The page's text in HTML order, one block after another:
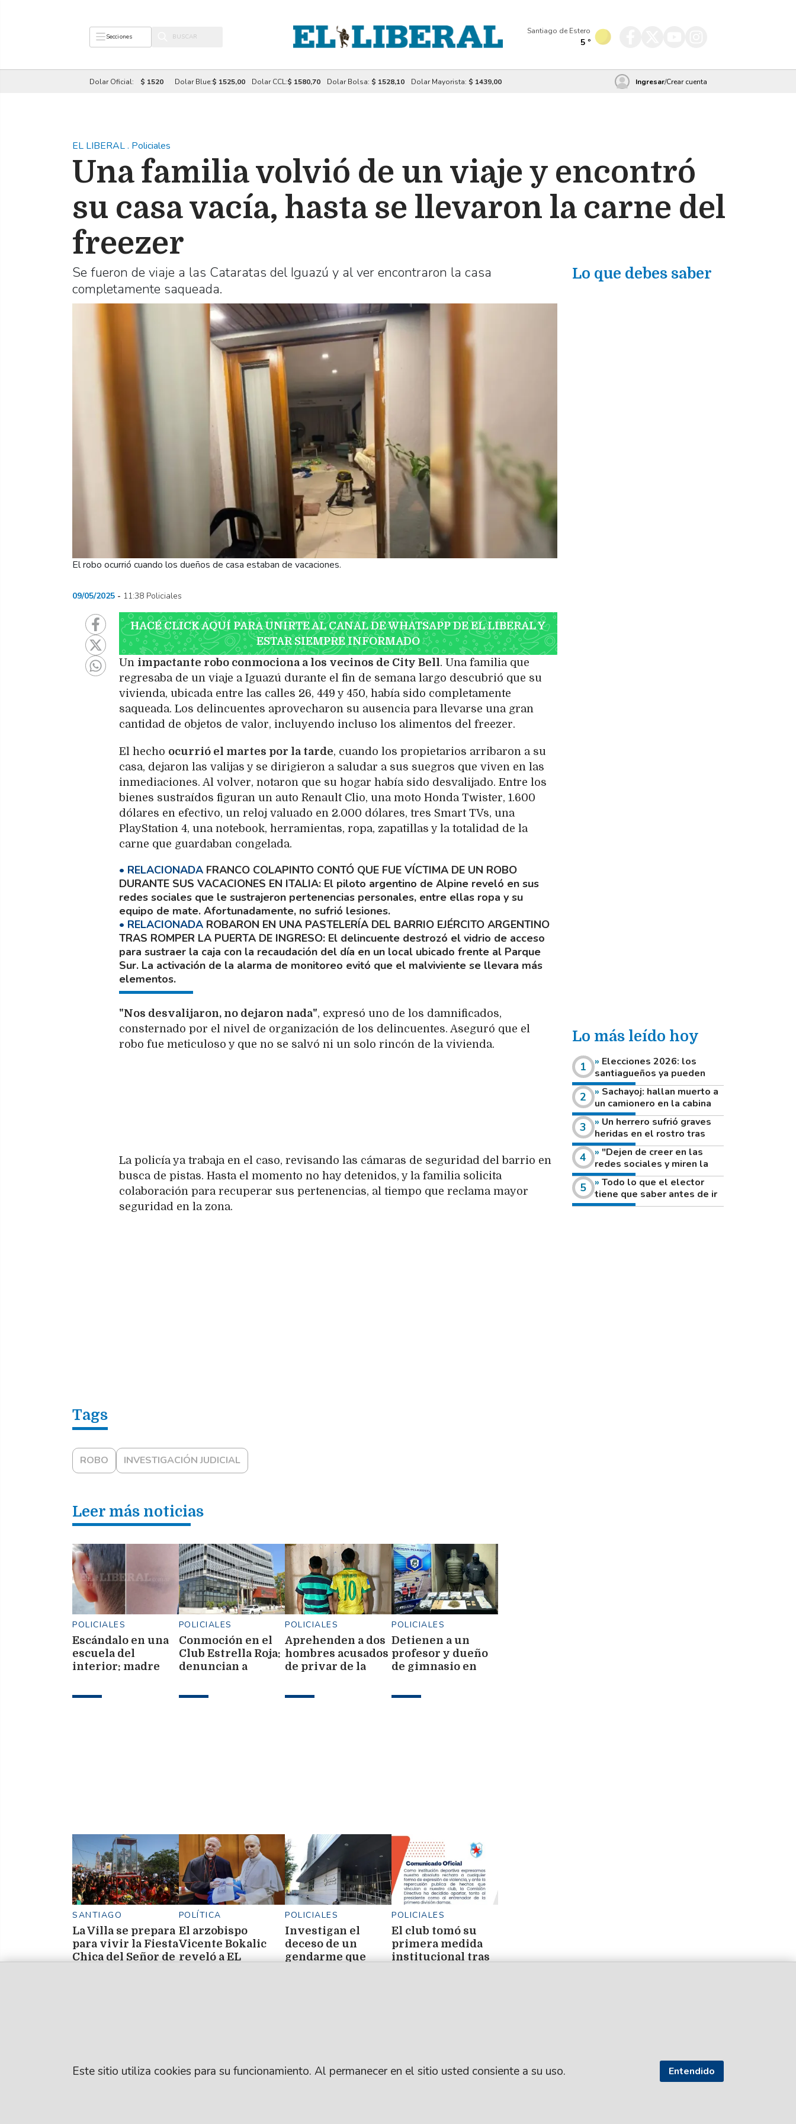
Secciones
Santiago de Estero
5 º
Dolar Oficial: $ 1520 Dolar Blue:$ 1525,00 Dolar CCL:$ 1580,70 Dolar Bolsa: $ 1528,10 Dolar Mayorista: $ 1439,00 Ingresar/Crear cuenta
EL LIBERAL. Policiales
Una familia volvió de un viaje y encontró
su casa vacía, hasta se llevaron la carne del
freezer
Se fueron de viaje a las Cataratas del Iguazú y al ver encontraron la casa
completamente saqueada.
El robo ocurrió cuando los dueños de casa estaban de vacaciones.
09/05/2025 11:38 Policiales
HACÉ CLICK AQUÍ PARA UNIRTE AL CANAL DE WHATSAPP DE EL LIBERAL Y
ESTAR SIEMPRE INFORMADO
Un impactante robo conmociona a los vecinos de City Bell. Una familia que
regresaba de un viaje a Iguazú durante el fin de semana largo descubrió que su
vivienda, ubicada entre las calles 26, 449 y 450, había sido completamente
saqueada. Los delincuentes aprovecharon su ausencia para llevarse una gran
cantidad de objetos de valor, incluyendo incluso los alimentos del freezer.
El hecho ocurrió el martes por la tarde, cuando los propietarios arribaron a su
casa, dejaron las valijas y se dirigieron a saludar a sus suegros que viven en las
inmediaciones. Al volver, notaron que su hogar había sido desvalijado. Entre los
bienes sustraídos figuran un auto Renault Clio, una moto Honda Twister, 1.600
dólares en efectivo, un reloj valuado en 2.000 dólares, tres Smart TVs, una
PlayStation 4, una notebook, herramientas, ropa, zapatillas y la totalidad de la
carne que guardaban congelada.
FRANCO COLAPINTO CONTÓ QUE FUE VÍCTIMA DE UN ROBO
DURANTE SUS VACACIONES EN ITALIA El piloto argentino de Alpine reveló en sus
redes sociales que le sustrajeron pertenencias personales, entre ellas ropa y su
equipo de mate. Afortunadamente, no sufrió lesiones.
ROBARON EN UNA PASTELERÍA DEL BARRIO EJÉRCITO ARGENTINO
TRAS ROMPER LA PUERTA DE INGRESO El delincuente destrozó el vidrio de acceso
para sustraer la caja con la recaudación del día en un local ubicado frente al Parque
Sur. La activación de la alarma de monitoreo evitó que el malviviente se llevara más
elementos.
"Nos desvalijaron, no dejaron nada", expresó uno de los damnificados,
consternado por el nivel de organización de los delincuentes. Aseguró que el
robo fue meticuloso y que no se salvó ni un solo rincón de la vivienda.
La policía ya trabaja en el caso, revisando las cámaras de seguridad del barrio en
busca de pistas. Hasta el momento no hay detenidos, y la familia solicita
colaboración para recuperar sus pertenencias, al tiempo que reclama mayor
seguridad en la zona.
ROBO INVESTIGACIÓN JUDICIAL
Leer más noticias
POLICIALES
Escándalo en una
escuela del
interior: madre
docente por
POLICIALES
Conmoción en el
Club Estrella Roja:
denuncian a
abuso sexual y
POLICIALES
Aprehenden a dos
hombres acusados
de privar de la
menor de 13 años
POLICIALES
Detienen a un
profesor y dueño
de gimnasio en
marihuana y casi
SANTIAGO
La Villa se prepara
para vivir la Fiesta
Chica del Señor de
POLÍTICA
El arzobispo
Vicente Bokalic
reveló a EL
POLICIALES
Investigan el
deceso de un
gendarme que
POLICIALES
El club tomó su
primera medida
institucional tras
Lo que debes saber
Lo más leído hoy
Elecciones 2026: los
santiagueños ya pueden
consultar dónde votan este
domingo
Sachayoj: hallan muerto a
un camionero en la cabina
de su vehículo a la vera de
un camino rural
Un herrero sufrió graves
heridas en el rostro tras
reventar el disco de una
amoladora
"Dejen de creer en las
redes sociales y miren la
heladera de sus casas": el
fuerte mensaje de una joven
que votó por primera vez
Todo lo que el elector
tiene que saber antes de ir
a votar este domingo
Este sitio utiliza cookies para su funcionamiento. Al permanecer en el sitio usted consiente a su uso. Entendido